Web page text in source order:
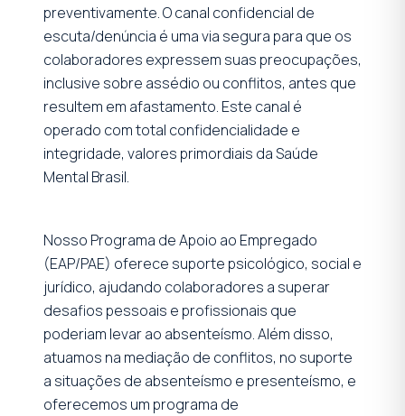
preventivamente. O canal confidencial de
escuta/denúncia é uma via segura para que os
colaboradores expressem suas preocupações,
inclusive sobre assédio ou conflitos, antes que
resultem em afastamento. Este canal é
operado com total confidencialidade e
integridade, valores primordiais da Saúde
Mental Brasil.
Nosso Programa de Apoio ao Empregado
(EAP/PAE) oferece suporte psicológico, social e
jurídico, ajudando colaboradores a superar
desafios pessoais e profissionais que
poderiam levar ao absenteísmo. Além disso,
atuamos na mediação de conflitos, no suporte
a situações de absenteísmo e presenteísmo, e
oferecemos um programa de